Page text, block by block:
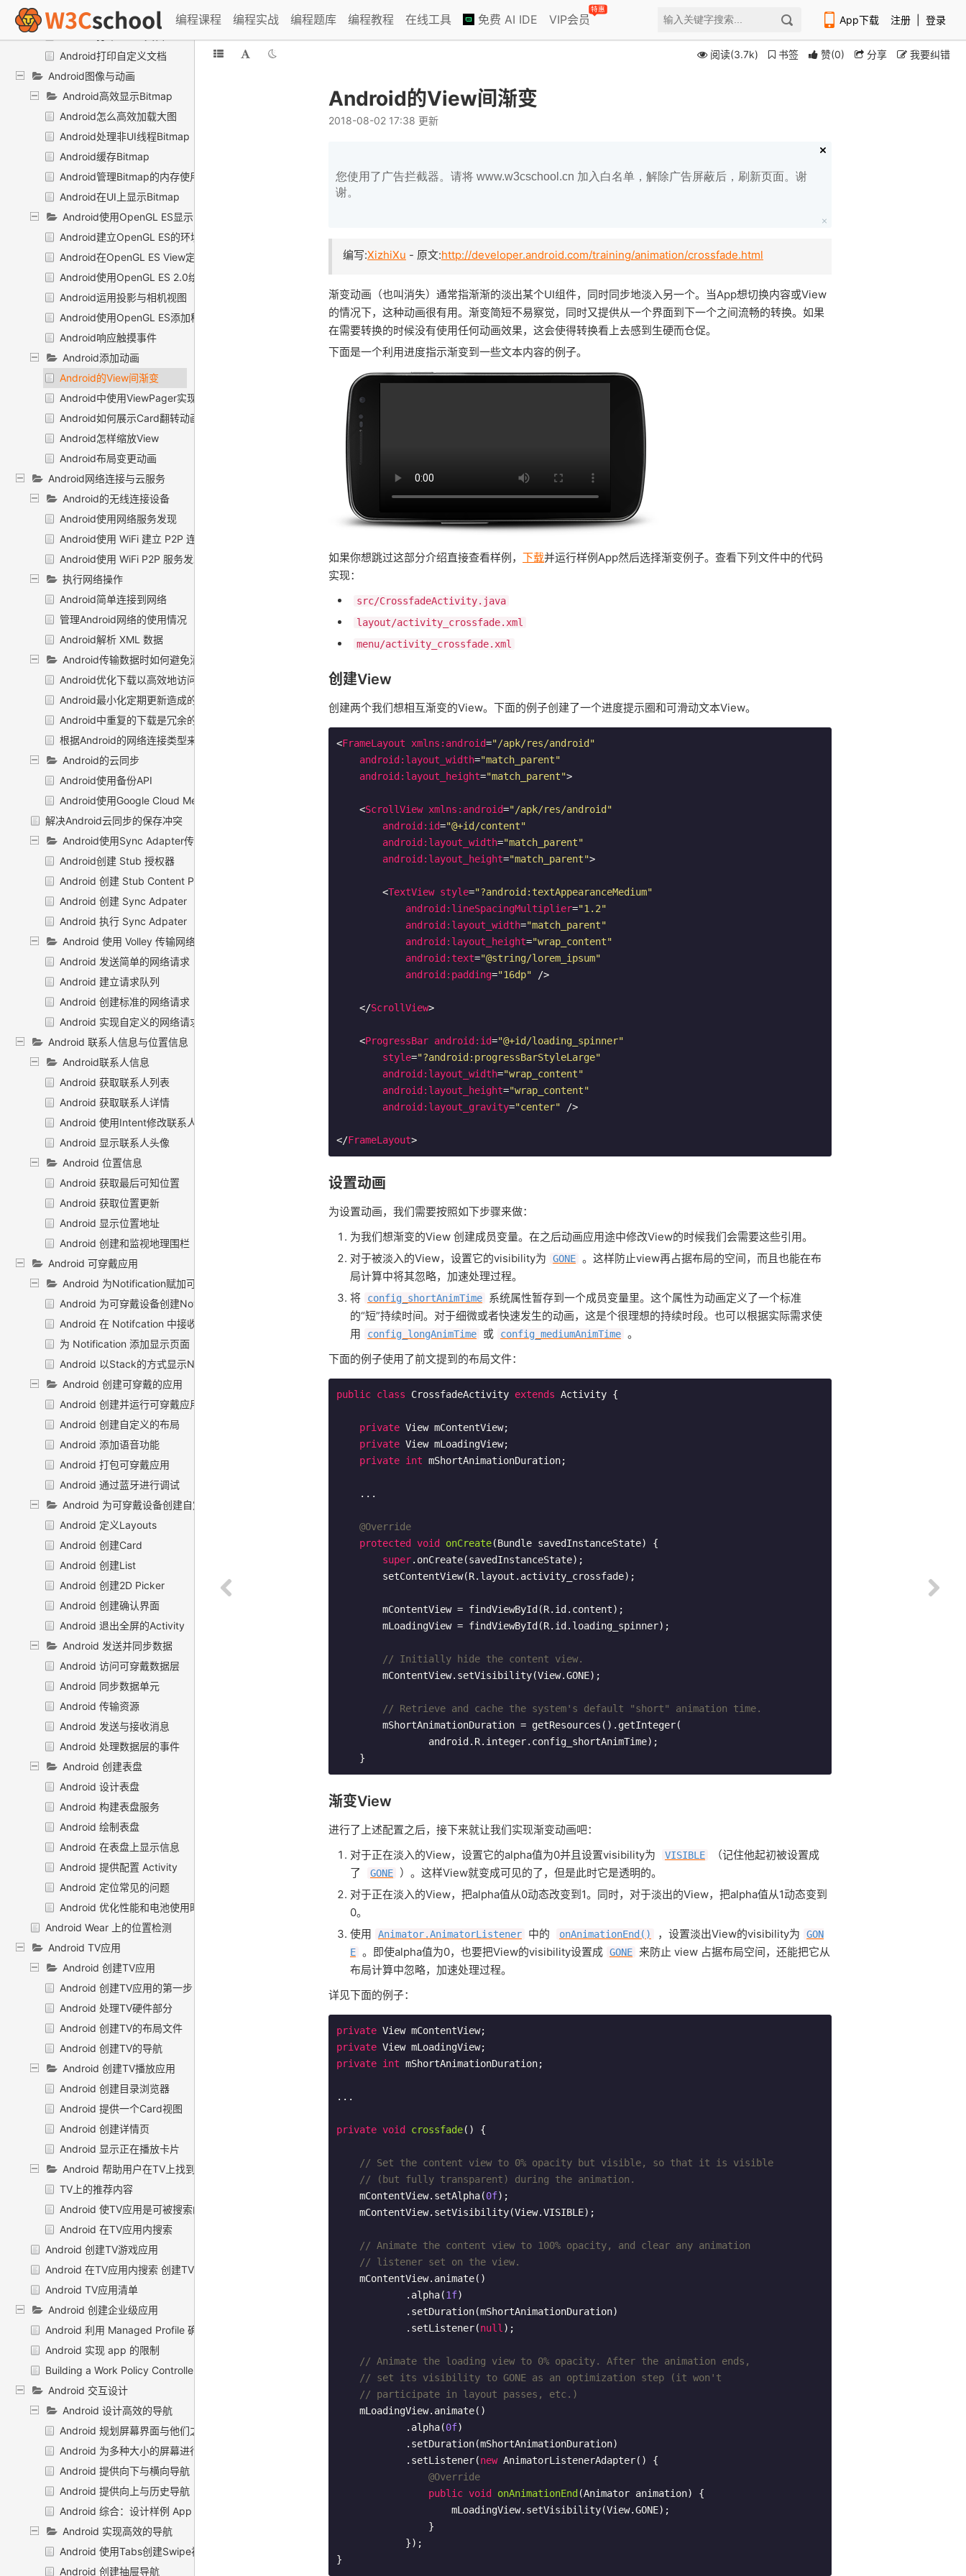
编程课程 编程实战 编程题库 编程教程 在线工具 免费 AI IDE VIP会员
特惠
App下载 注册 登录
Android打印照片
Android打印自定义文档
Android图像与动画
Android高效显示Bitmap
Android怎么高效加载大图
Android处理非UI线程Bitmap
Android缓存Bitmap
Android管理Bitmap的内存使用
Android在UI上显示Bitmap
Android使用OpenGL ES显示图像
Android建立OpenGL ES的环境
Android在OpenGL ES View定义形状
Android使用OpenGL ES 2.0绘制形状
Android运用投影与相机视图
Android使用OpenGL ES添加移动
Android响应触摸事件
Android添加动画
Android的View间渐变
Android中使用ViewPager实现屏幕滑动
Android如何展示Card翻转动画
Android怎样缩放View
Android布局变更动画
Android网络连接与云服务
Android的无线连接设备
Android使用网络服务发现
Android使用 WiFi 建立 P2P 连接
Android使用 WiFi P2P 服务发现
执行网络操作
Android简单连接到网络
管理Android网络的使用情况
Android解析 XML 数据
Android传输数据时如何避免消耗大量电量
Android优化下载以高效地访问网络
Android最小化定期更新造成的影响
Android中重复的下载是冗余的
根据Android的网络连接类型来调整下载模式
Android的云同步
Android使用备份API
Android使用Google Cloud Messaging（已废弃）
解决Android云同步的保存冲突
Android使用Sync Adapter传输数据
Android创建 Stub 授权器
Android 创建 Stub Content Provider
Android 创建 Sync Adpater
Android 执行 Sync Adpater
Android 使用 Volley 传输网络数据
Android 发送简单的网络请求
Android 建立请求队列
Android 创建标准的网络请求
Android 实现自定义的网络请求
Android 联系人信息与位置信息
Android联系人信息
Android 获取联系人列表
Android 获取联系人详情
Android 使用Intent修改联系人信息
Android 显示联系人头像
Android 位置信息
Android 获取最后可知位置
Android 获取位置更新
Android 显示位置地址
Android 创建和监视地理围栏
Android 可穿戴应用
Android 为Notification赋加可穿戴特性
Android 为可穿戴设备创建Notification
Android 在 Notifcation 中接收语音输入
为 Notification 添加显示页面
Android 以Stack的方式显示Notifications
Android 创建可穿戴的应用
Android 创建并运行可穿戴应用
Android 创建自定义的布局
Android 添加语音功能
Android 打包可穿戴应用
Android 通过蓝牙进行调试
Android 为可穿戴设备创建自定义UI
Android 定义Layouts
Android 创建Card
Android 创建List
Android 创建2D Picker
Android 创建确认界面
Android 退出全屏的Activity
Android 发送并同步数据
Android 访问可穿戴数据层
Android 同步数据单元
Android 传输资源
Android 发送与接收消息
Android 处理数据层的事件
Android 创建表盘
Android 设计表盘
Android 构建表盘服务
Android 绘制表盘
Android 在表盘上显示信息
Android 提供配置 Activity
Android 定位常见的问题
Android 优化性能和电池使用时间
Android Wear 上的位置检测
Android TV应用
Android 创建TV应用
Android 创建TV应用的第一步
Android 处理TV硬件部分
Android 创建TV的布局文件
Android 创建TV的导航
Android 创建TV播放应用
Android 创建目录浏览器
Android 提供一个Card视图
Android 创建详情页
Android 显示正在播放卡片
Android 帮助用户在TV上找到内容
TV上的推荐内容
Android 使TV应用是可被搜索的
Android 在TV应用内搜索
Android 创建TV游戏应用
Android 在TV应用内搜索 创建TV直播应用
Android TV应用清单
Android 创建企业级应用
Android 利用 Managed Profile 确保兼容性
Android 实现 app 的限制
Building a Work Policy Controller
Android 交互设计
Android 设计高效的导航
Android 规划屏幕界面与他们之间的关系
Android 为多种大小的屏幕进行规划
Android 提供向下与横向导航
Android 提供向上与历史导航
Android 综合：设计样例 App
Android 实现高效的导航
Android 使用Tabs创建Swipe视图
Android 创建抽屉导航
阅读(3.7k) 书签 赞(0) 分享 我要纠错
Android的View间渐变
2018-08-02 17:38 更新
您使用了广告拦截器。请将 www.w3cschool.cn 加入白名单，解除广告屏蔽后，刷新页面。谢
谢。
编写:XizhiXu - 原文:http://developer.android.com/training/animation/crossfade.html
渐变动画（也叫消失）通常指渐渐的淡出某个UI组件，同时同步地淡入另一个。当App想切换内容或View
的情况下，这种动画很有用。渐变简短不易察觉，同时又提供从一个界面到下一个之间流畅的转换。如果
在需要转换的时候没有使用任何动画效果，这会使得转换看上去感到生硬而仓促。
下面是一个利用进度指示渐变到一些文本内容的例子。
如果你想跳过这部分介绍直接查看样例， 下载并运行样例App然后选择渐变例子。查看下列文件中的代码
实现：
src/CrossfadeActivity.java
layout/activity_crossfade.xml
menu/activity_crossfade.xml
创建View
创建两个我们想相互渐变的View。下面的例子创建了一个进度提示圈和可滑动文本View。
<FrameLayout xmlns:android="/apk/res/android"
android:layout_width="match_parent"
android:layout_height="match_parent">
<ScrollView xmlns:android="/apk/res/android"
android:id="@+id/content"
android:layout_width="match_parent"
android:layout_height="match_parent">
<TextView style="?android:textAppearanceMedium"
android:lineSpacingMultiplier="1.2"
android:layout_width="match_parent"
android:layout_height="wrap_content"
android:text="@string/lorem_ipsum"
android:padding="16dp" />
</ScrollView>
<ProgressBar android:id="@+id/loading_spinner"
style="?android:progressBarStyleLarge"
android:layout_width="wrap_content"
android:layout_height="wrap_content"
android:layout_gravity="center" />
</FrameLayout>
设置动画
为设置动画，我们需要按照如下步骤来做：
为我们想渐变的View 创建成员变量。在之后动画应用途中修改View的时候我们会需要这些引用。
对于被淡入的View，设置它的visibility为
GONE 。这样防止view再占据布局的空间，而且也能在布
局计算中将其忽略，加速处理过程。
将
config_shortAnimTime
系统属性暂存到一个成员变量里。这个属性为动画定义了一个标准
的“短”持续时间。对于细微或者快速发生的动画，这是个很理想的持续时段。也可以根据实际需求使
用
config_longAnimTime 或 config_mediumAnimTime 。
下面的例子使用了前文提到的布局文件：
public class CrossfadeActivity extends Activity {
private View mContentView;
private View mLoadingView;
private int mShortAnimationDuration;
@Override
protected
void onCreate(Bundle savedInstanceState)
{
super.onCreate(savedInstanceState);
// Initially hide the content view.
// Retrieve and cache the system's default "short" animation time.
渐变View
进行了上述配置之后，接下来就让我们实现渐变动画吧：
对于正在淡入的View，设置它的alpha值为0并且设置visibility为
VISIBLE
（记住他起初被设置成
了
GONE
）。这样View就变成可见的了，但是此时它是透明的。
对于正在淡入的View，把alpha值从0动态改变到1。同时，对于淡出的View，把alpha值从1动态变到
0。
使用
Animator.AnimatorListener 中的 onAnimationEnd() ，设置淡出View的visibility为
GON
E 。即使alpha值为0，也要把View的visibility设置成 GONE 来防止 view 占据布局空间，还能把它从
布局计算中忽略，加速处理过程。
详见下面的例子：
private
private
private int mShortAnimationDuration;
...
private void crossfade() {
// Set the content view to 0% opacity but visible, so that it is visible
// (but fully transparent) during the animation.
    mContentView.setAlpha(
0f);
// Animate the content view to 100% opacity, and clear any animation
// listener set on the view.
            .alpha(
1f)
            .setListener(
null );
// Animate the loading view to 0% opacity. After the animation ends,
// set its visibility to GONE as an optimization step (it won't
// participate in layout passes, etc.)
            .alpha(
0f)
            .setListener(
new AnimatorListenerAdapter() {
@Override
public void onAnimationEnd (Animator animation)
{
}